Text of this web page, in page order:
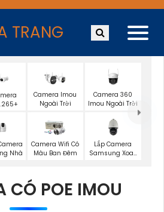
TRANG
Camera Imou
Ngoài Trời
Camera 360
Imou Ngoài Trời
Nhà
Camera Wifi Có
Màu Ban Đêm
Lắp Camera
Samsung Xoay
CÓ POE IMOU